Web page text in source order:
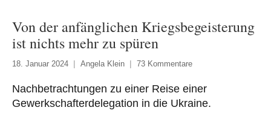
Von der anfänglichen Kriegsbegeisterung
ist nichts mehr zu spüren
18. Januar 2024 Angela Klein 73 Kommentare
Nachbetrachtungen zu einer Reise einer
Gewerkschafterdelegation in die Ukraine.